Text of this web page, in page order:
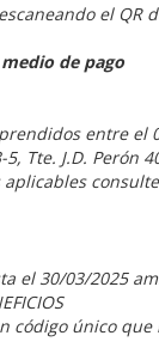
el QR
de pago
entre
Tte. J.D. Perón
el 30/03/2025
código único